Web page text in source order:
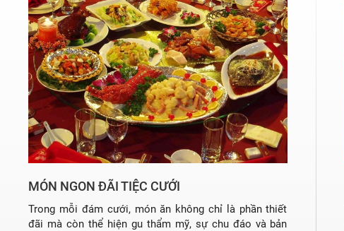
MÓN NGON ĐÃI TIỆC CƯỚI
Trong mỗi đám cưới, món ăn không chỉ là phần thiết
đãi mà còn thể hiện gu thẩm mỹ, sự chu đáo và bản